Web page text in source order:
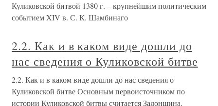
Куликовской битвой 1380 г. – крупнейшим политическим
событием XIV в. С. К. Шамбинаго
2.2. Как и в каком виде дошли до
нас сведения о Куликовской битве
2.2. Как и в каком виде дошли до нас сведения о
Куликовской битве Основным первоисточником по
истории Куликовской битвы считается Задонщина.